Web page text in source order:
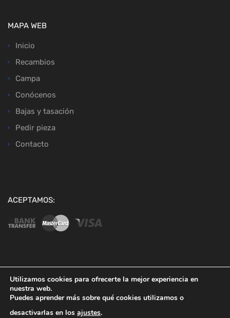
MAPA WEB
Inicio
Recambios
Campa
Conócenos
Bajas y tasación
Pedir pieza
Contacto
ACEPTAMOS:
Utilizamos cookies para ofrecerte la mejor experiencia en
nuestra web.
Puedes aprender más sobre qué cookies utilizamos o
desactivarlas en los ajustes.